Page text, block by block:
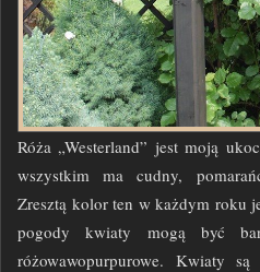
Róża „Westerland” jest moją
wszystkim ma cudny,
Zresztą kolor ten w każdym roku
pogody kwiaty mogą być
różowawopurpurowe. Kwiaty